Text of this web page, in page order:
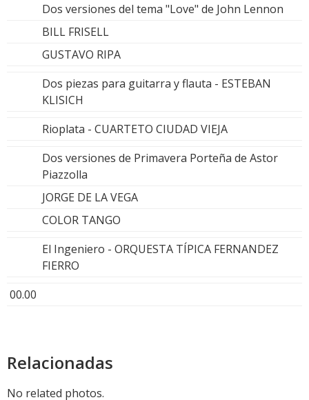
Dos versiones del tema "Love" de John Lennon
BILL FRISELL
GUSTAVO RIPA
Dos piezas para guitarra y flauta - ESTEBAN
KLISICH
Rioplata - CUARTETO CIUDAD VIEJA
Dos versiones de Primavera Porteña de Astor
Piazzolla
JORGE DE LA VEGA
COLOR TANGO
El Ingeniero - ORQUESTA TÍPICA FERNANDEZ
FIERRO
00.00
Relacionadas
No related photos.